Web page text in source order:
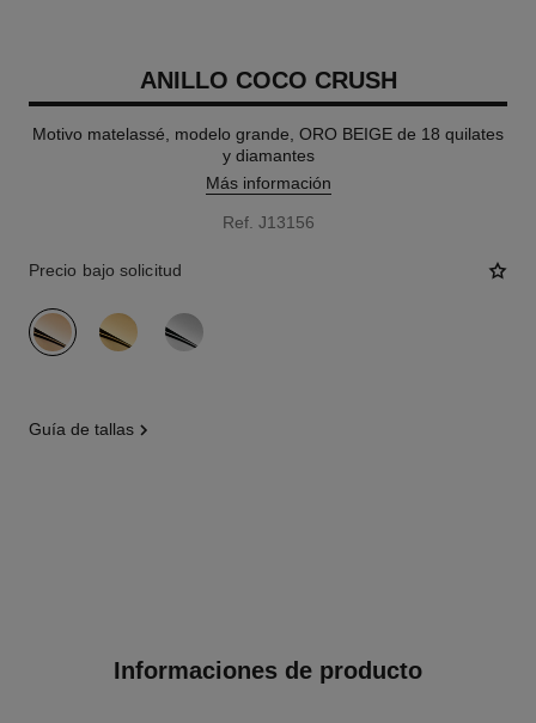
ANILLO COCO CRUSH
Motivo matelassé, modelo grande, ORO BEIGE de 18 quilates
y diamantes
Más información
Ref. J13156
Precio bajo solicitud
variante (3)
guía de tallas
Informaciones de producto